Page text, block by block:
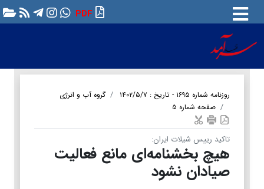
PDF
روزنامه شماره ۱۶۹۵ - تاریخ : ۱۴۰۲/۵/۷
گروه آب و انرژی
صفحه شماره ۵
تاکید رییس شیلات ایران:
هیچ بخشنامه‌ای مانع فعالیت
صیادان نشود